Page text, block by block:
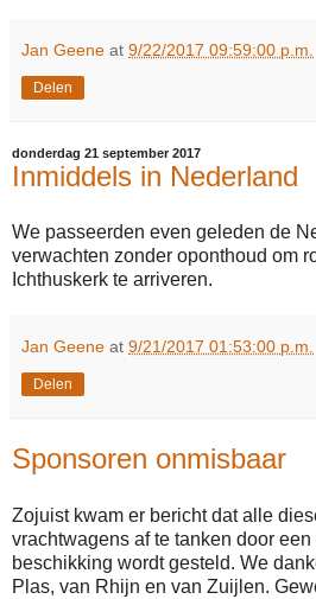
Jan Geene at 9/22/2017 09:59:00 p.m.
Delen
donderdag 21 september 2017
Inmiddels in Nederland
We passeerden even geleden de
verwachten zonder oponthoud om
Ichthuskerk te arriveren.
Jan Geene at 9/21/2017 01:53:00 p.m.
Delen
Sponsoren onmisbaar
Zojuist kwam er bericht dat alle
vrachtwagens af te tanken door
beschikking wordt gesteld. We
Plas, van Rhijn en van Zuijlen.